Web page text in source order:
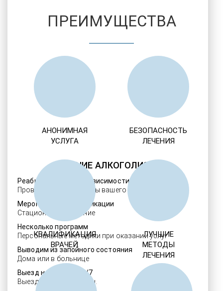
ЛЕЧЕНИЕ АЛКОГОЛИЗМА
Реабилитация алкозависимости
Проверенные ребцентры вашего региона
Мероприятия детоксикации
Стационарное лечение
Несколько программ
Персональные методики при оказании услуг
Выводим из запойного состояния
Дома или в больнице
Выезд нарколога 24/7
Выезд в течение 30 мин.
ПРЕИМУЩЕСТВА
АНОНИМНАЯ
УСЛУГА
БЕЗОПАСНОСТЬ
ЛЕЧЕНИЯ
КВАЛИФИКАЦИЯ
ВРАЧЕЙ
ЛУЧШИЕ
МЕТОДЫ
ЛЕЧЕНИЯ